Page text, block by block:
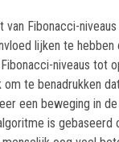
Fibonacci-
lijken te hebben
niveaus tot
te benadrukken
een beweging in
is